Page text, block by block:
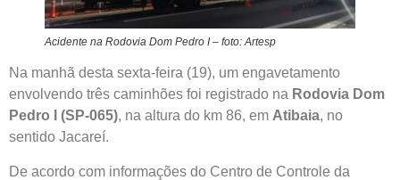
Acidente na Rodovia Dom Pedro I – foto: Artesp
Na manhã desta sexta-feira (19), um engavetamento
envolvendo três caminhões foi registrado na Rodovia Dom
Pedro I (SP-065), na altura do km 86, em Atibaia, no
sentido Jacareí.
De acordo com informações do Centro de Controle da